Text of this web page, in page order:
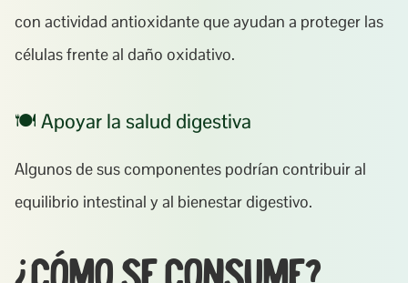
con actividad antioxidante que ayudan a proteger las
células frente al daño oxidativo.
🍽️ Apoyar la salud digestiva
Algunos de sus componentes podrían contribuir al
equilibrio intestinal y al bienestar digestivo.